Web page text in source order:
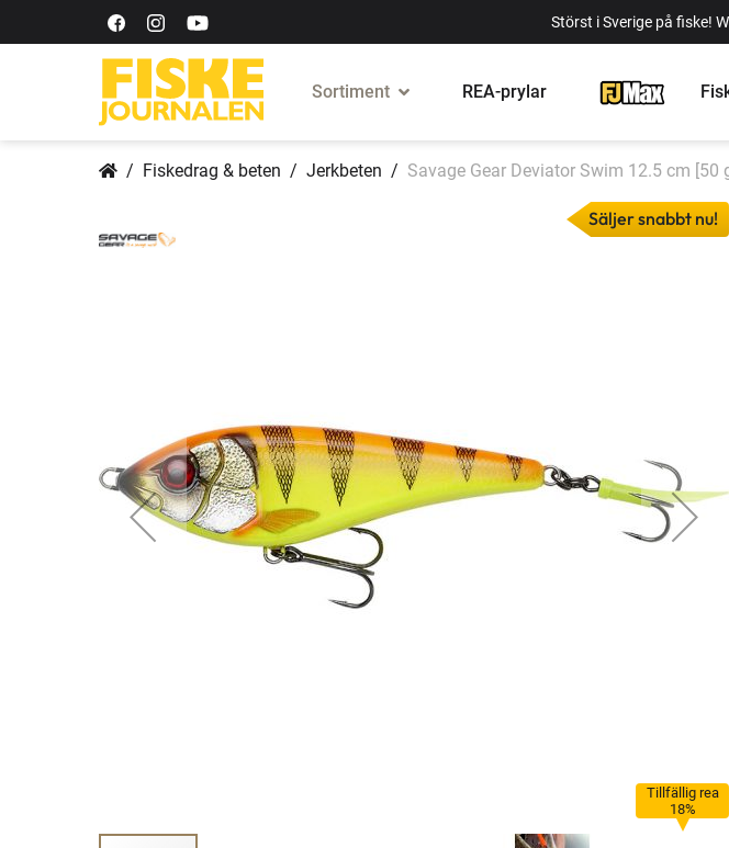
Störst i Sverige på fiske!
Sortiment REA-prylar
Fiskedrag & beten Jerkbeten Savage Gear Deviator Swim 12.5 cm [50
Tillfällig rea
18%
Säljer snabbt nu!